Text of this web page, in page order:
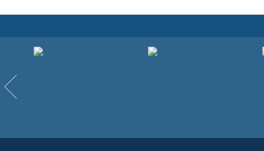
Назад
Партнёры